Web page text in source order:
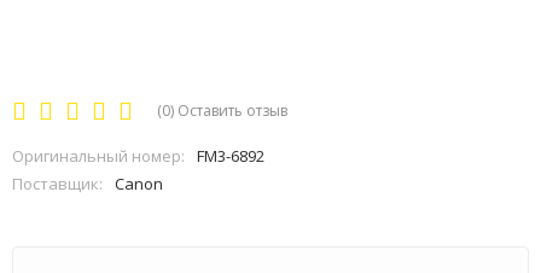
(0) Оставить отзыв
Оригинальный номер:
FM3-6892
Поставщик:
Canon